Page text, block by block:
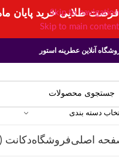
Skip to navigation
Skip to main content
آنلاین عطرینه استور
دسته بندی
اصلیفروشگاهدکانت
فرصت طلایی خرید پایان